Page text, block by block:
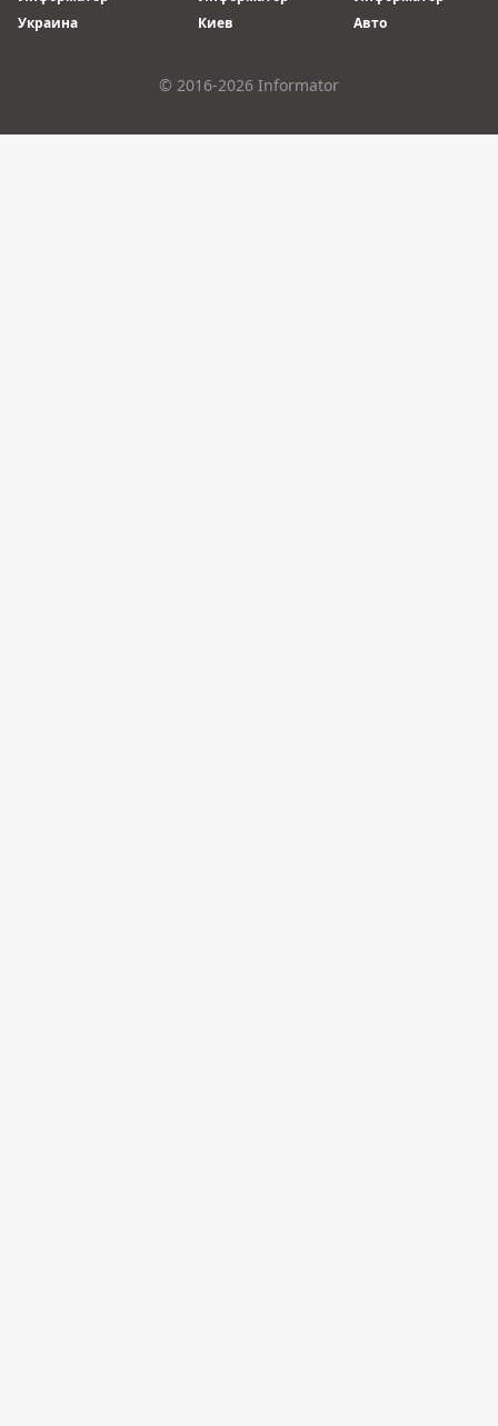
Украина
Киев
Авто
© 2016-2026 Informator